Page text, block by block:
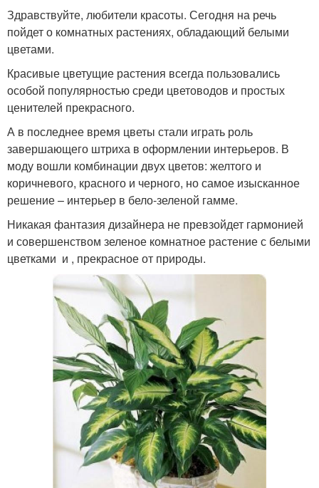
Здравствуйте, любители красоты. Сегодня на речь
пойдет о комнатных растениях, обладающий белыми
цветами.
Красивые цветущие растения всегда пользовались
особой популярностью среди цветоводов и простых
ценителей прекрасного.
А в последнее время цветы стали играть роль
завершающего штриха в оформлении интерьеров. В
моду вошли комбинации двух цветов: желтого и
коричневого, красного и черного, но самое изысканное
решение – интерьер в бело-зеленой гамме.
Никакая фантазия дизайнера не превзойдет гармонией
и совершенством зеленое комнатное растение с белыми
цветками и , прекрасное от природы.